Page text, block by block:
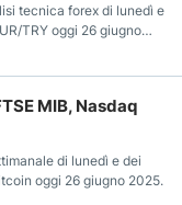
tecnica forex di lunedì e
TRY oggi 26 giugno
MIB, Nasdaq
di lunedì e dei
oggi 26 giugno 2025.